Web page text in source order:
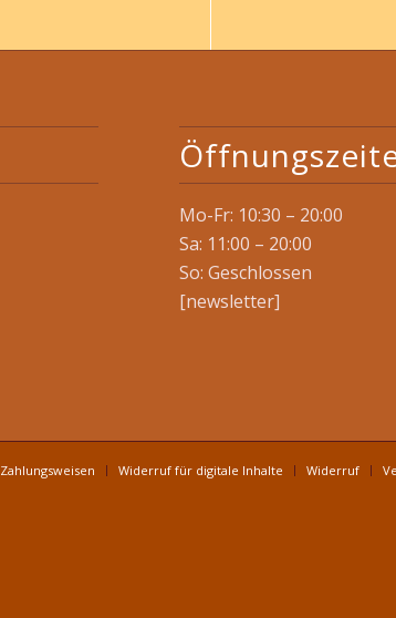
Mo-Fr: 10:30 – 20:00
Sa: 11:00 – 20:00
So: Geschlossen
[newsletter]
Zahlungsweisen Widerruf für digitale Inhalte Widerruf